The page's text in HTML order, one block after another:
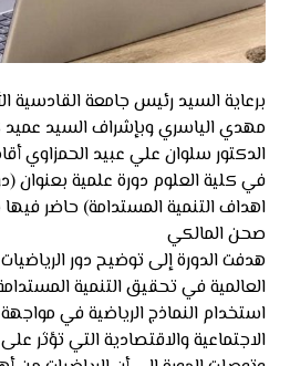
برعاية السيد رئيس جامعة القادسية
مهدي الياسري وبإشراف السيد عميد
الدكتور سلوان علي عبيد الحمزاوي
في كلية العلوم دورة علمية بعنوان
اهداف التنمية المستدامة) حاضر
صحن المالكي
هدفت الدورة إلى توضيح دور
العالمية في تحقيق التنمية
استخدام النماذج الرياضية في مواجهة
الاجتماعية والاقتصادية التي تؤثر